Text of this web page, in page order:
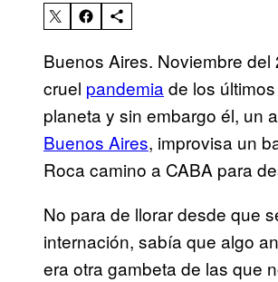
Buenos Aires. Noviembre
cruel pandemia de los
planeta y sin embargo él, un
Buenos Aires, improvisa un
Roca camino a CABA para
No para de llorar desde que
internación, sabía que algo
era otra gambeta de las que